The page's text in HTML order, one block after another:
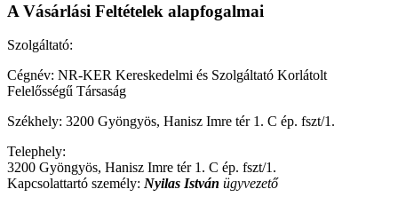
A Vásárlási Feltételek alapfogalmai
Szolgáltató:
Cégnév: NR-KER Kereskedelmi és Szolgáltató Korlátolt
Felelősségű Társaság
Székhely: 3200 Gyöngyös, Hanisz Imre tér 1. C ép. fszt/1.
Telephely:
3200 Gyöngyös, Hanisz Imre tér 1. C ép. fszt/1.
Kapcsolattartó személy: Nyilas István ügyvezető